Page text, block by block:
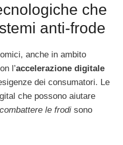
che
anti-frode
anche in ambito
l’accelerazione digitale
dei consumatori. Le
che possono aiutare
combattere le frodi sono